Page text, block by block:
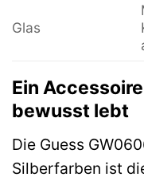
Glas
Ein
bewusst lebt
Die Guess
Silberfarben ist